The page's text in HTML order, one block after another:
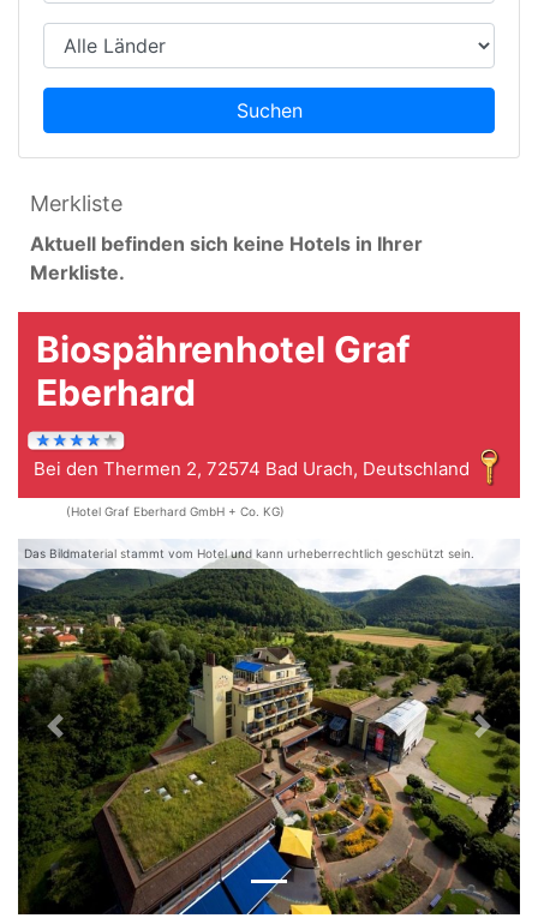
Suchen
Merkliste
Aktuell befinden sich keine Hotels in Ihrer
Merkliste.
Biospährenhotel Graf
Eberhard
Bei den Thermen 2, 72574 Bad Urach, Deutschland
(Hotel Graf Eberhard GmbH + Co. KG)
Das Bildmaterial stammt vom Hotel und kann urheberrechtlich geschützt sein.
Zurück